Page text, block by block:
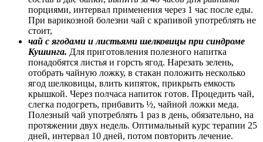
порциями, интервал применения через 1 час после еды.
При варикозной болезни чай с крапивой употреблять не
стоит,
чай с ягодами и листьями шелковицы при синдроме
Кушинга. Для приготовления полезного напитка
понадобятся листья и горсть ягод. Нарезать зелень,
отобрать чайную ложку, в стакан положить несколько
ягод шелковицы, влить кипяток, прикрыть емкость
крышкой. Через полчаса напиток готов. Процедить чай,
слегка подогреть, прибавить ½, чайной ложки меда.
Полезный чай употреблять 1 раз в день, обязательно, на
протяжении двух недель. Оптимальный курс терапии 25
дней, интервал 10 дней, потом повторить лечение.